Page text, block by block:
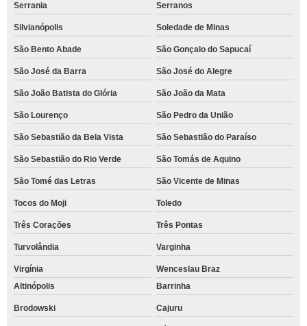
Serrania Serranos
Silvianópolis Soledade de Minas
São Bento Abade São Gonçalo do Sapucaí
São José da Barra São José do Alegre
São João Batista do Glória São João da Mata
São Lourenço São Pedro da União
São Sebastião da Bela Vista São Sebastião do Paraíso
São Sebastião do Rio Verde São Tomás de Aquino
São Tomé das Letras São Vicente de Minas
Tocos do Moji Toledo
Três Corações Três Pontas
Turvolândia Varginha
Virgínia
Wenceslau Braz
Altinópolis
Barrinha
Brodowski Cajuru